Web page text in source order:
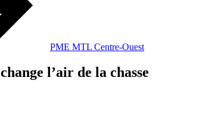
PME MTL Centre-Ouest
change l’air de la chasse